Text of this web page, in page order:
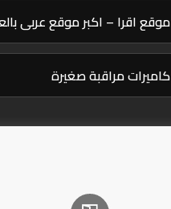
موقع اقرا – اكبر موقع عربي
كاميرات مراقبة صغيرة